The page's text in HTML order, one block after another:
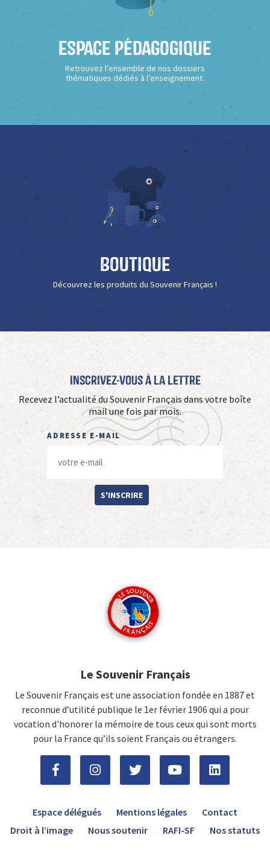
Espace Pédagogique
Retrouvez l’ensemble de nos dossiers
thématiques dédiés à l’enseignement.
Boutique
Découvrez les produits du Souvenir Français !
Inscrivez-vous à La Lettre
Recevez l’actualité du Souvenir Français dans votre boîte
mail une fois par mois.
ADRESSE E-MAIL
S'INSCRIRE
Le Souvenir Français
Le Souvenir Français est une association fondée en 1887 et
reconnue d’utilité publique le 1er février 1906 qui a pour
vocation d'honorer la mémoire de tous ceux qui sont morts
pour la France qu’ils soient Français ou étrangers.
Espace délégués Mentions légales
Contact
Droit à l’image
Nous soutenir RAFI-SF Nos statuts